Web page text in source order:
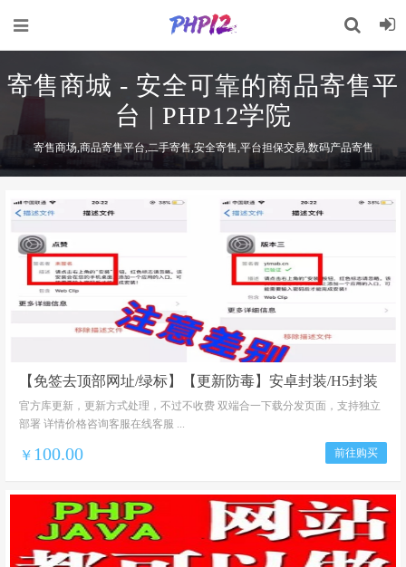
寄售商城 - 安全可靠的商品寄售平
台 | PHP12学院
寄售商场,商品寄售平台,二手寄售,安全寄售,平台担保交易,数码产品寄售
【免签去顶部网址/绿标】【更新防毒】安卓封装/H5封装
APP/苹果ios免签/安卓apk/免杀/加固/报毒处理
官方库更新，更新方式处理，不过不收费 双端合一下载分发页面，支持独立
部署 详情价格咨询客服在线客服 ...
￥ 100.00 前往购买